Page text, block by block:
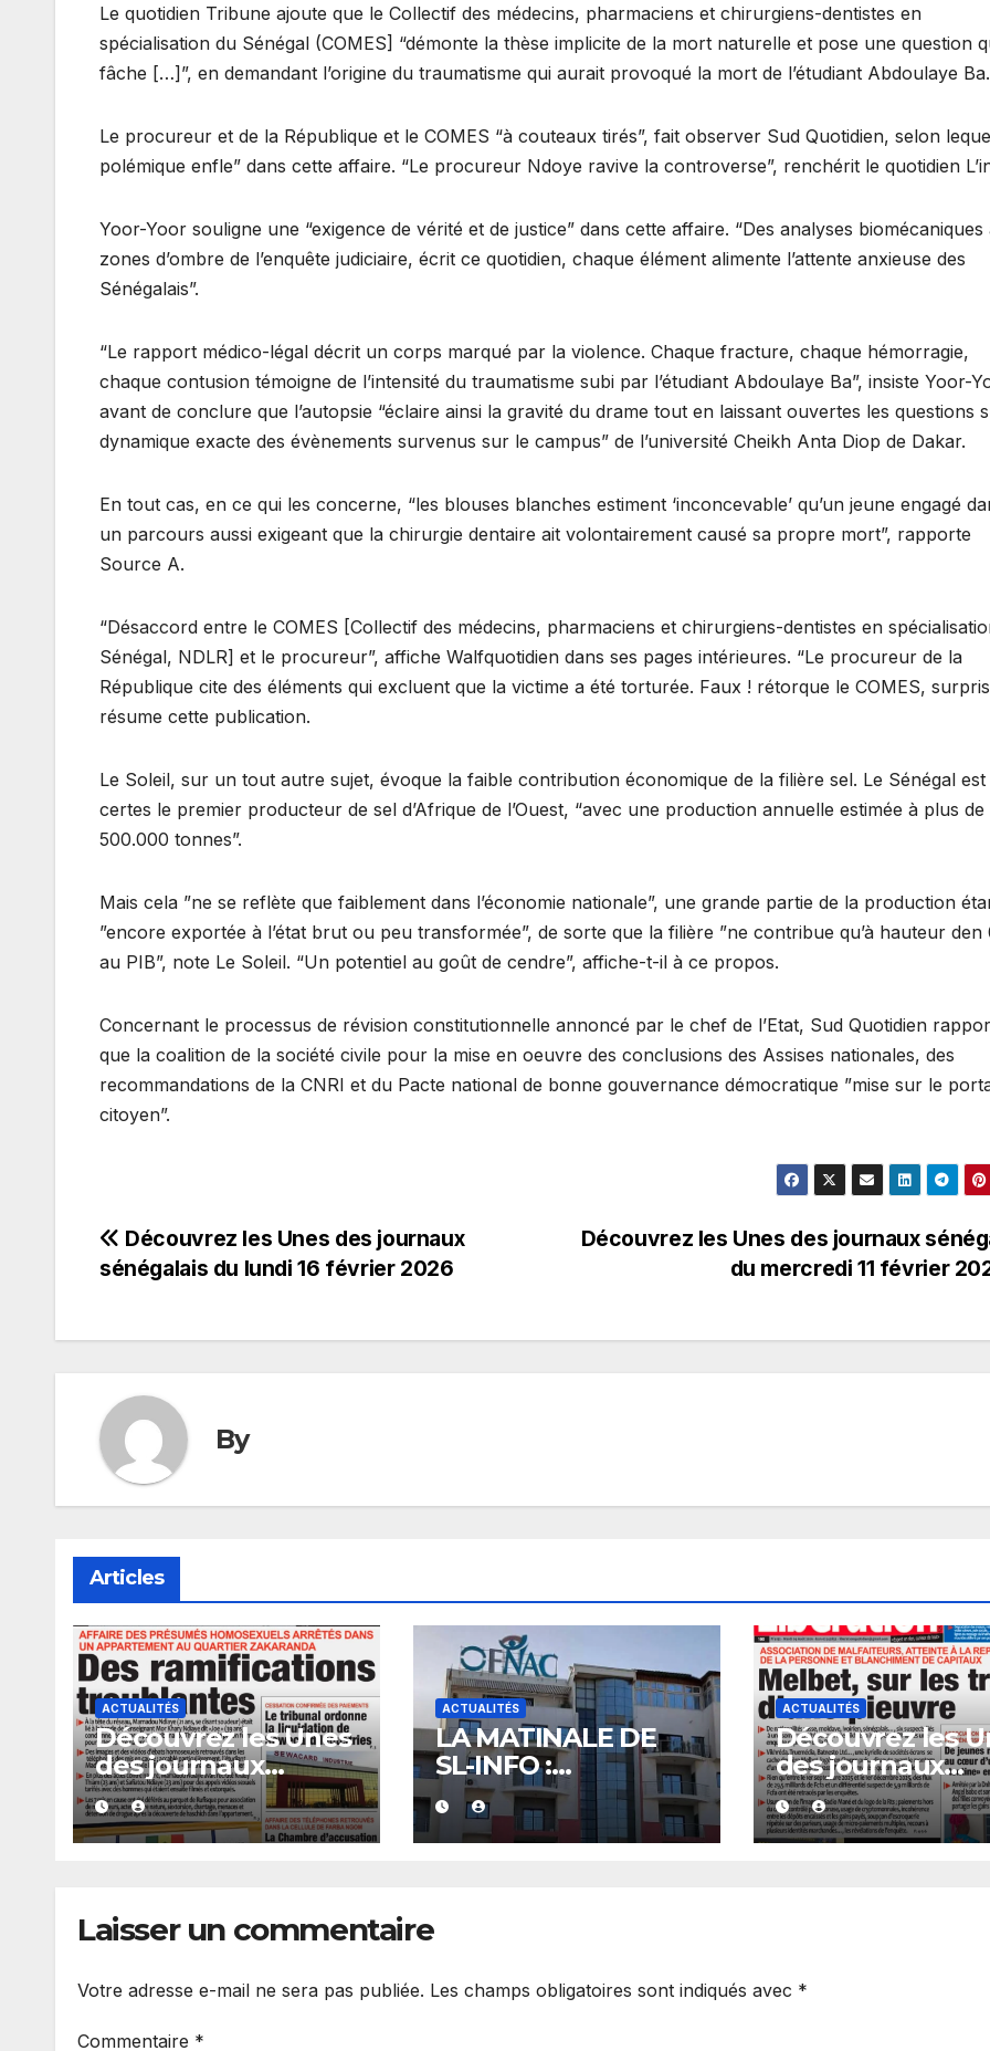
Le quotidien Tribune ajoute que le Collectif des médecins, pharmaciens et chirurgiens-dentistes en
spécialisation du Sénégal (COMES] “démonte la thèse implicite de la mort naturelle et pose une question
fâche […]”, en demandant l’origine du traumatisme qui aurait provoqué la mort de l’étudiant Abdoulaye Ba.
Le procureur et de la République et le COMES “à couteaux tirés”, fait observer Sud Quotidien, selon
polémique enfle” dans cette affaire. “Le procureur Ndoye ravive la controverse”, renchérit le quotidien
Yoor-Yoor souligne une “exigence de vérité et de justice” dans cette affaire. “Des analyses biomécaniques
zones d’ombre de l’enquête judiciaire, écrit ce quotidien, chaque élément alimente l’attente anxieuse des
Sénégalais”.
“Le rapport médico-légal décrit un corps marqué par la violence. Chaque fracture, chaque hémorragie,
chaque contusion témoigne de l’intensité du traumatisme subi par l’étudiant Abdoulaye Ba”, insiste Yoor-
avant de conclure que l’autopsie “éclaire ainsi la gravité du drame tout en laissant ouvertes les questions
dynamique exacte des évènements survenus sur le campus” de l’université Cheikh Anta Diop de Dakar.
En tout cas, en ce qui les concerne, “les blouses blanches estiment ‘inconcevable’ qu’un jeune engagé
un parcours aussi exigeant que la chirurgie dentaire ait volontairement causé sa propre mort”, rapporte
Source A.
“Désaccord entre le COMES [Collectif des médecins, pharmaciens et chirurgiens-dentistes en
Sénégal, NDLR] et le procureur”, affiche Walfquotidien dans ses pages intérieures. “Le procureur de la
République cite des éléments qui excluent que la victime a été torturée. Faux ! rétorque le COMES,
résume cette publication.
Le Soleil, sur un tout autre sujet, évoque la faible contribution économique de la filière sel. Le Sénégal est
certes le premier producteur de sel d’Afrique de l’Ouest, “avec une production annuelle estimée à plus de
500.000 tonnes”.
Mais cela ”ne se reflète que faiblement dans l’économie nationale”, une grande partie de la production
”encore exportée à l’état brut ou peu transformée”, de sorte que la filière ”ne contribue qu’à hauteur den
au PIB”, note Le Soleil. “Un potentiel au goût de cendre”, affiche-t-il à ce propos.
Concernant le processus de révision constitutionnelle annoncé par le chef de l’Etat, Sud Quotidien
que la coalition de la société civile pour la mise en oeuvre des conclusions des Assises nationales, des
recommandations de la CNRI et du Pacte national de bonne gouvernance démocratique ”mise sur le
citoyen”.
Navigation
l’article
Découvrez les Unes des journaux
du mercredi 11 février
Découvrez les Unes des journaux
sénégalais du lundi 16 février 2026
By
Articles
ACTUALITÉS
Découvrez les Unes
des journaux
sénégalais du
mercredi 05 août
2026
ACTUALITÉS
LA MATINALE DE
SL-INFO :
L’économie, la
transparence et
d’autres sujets au
ACTUALITÉS
Découvrez les
des journaux
sénégalais du
04 août 2026
Laisser un commentaire
Votre adresse e-mail ne sera pas publiée. Les champs obligatoires sont indiqués avec *
Commentaire *